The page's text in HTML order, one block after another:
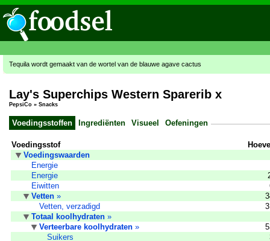
Tequila wordt gemaakt van de wortel van de blauwe agave cactus
Lay's Superchips Western Sparerib x
PepsiCo » Snacks
Voedingsstoffen Ingrediënten Visueel Oefeningen
Voedingsstof
Voedingswaarden
Energie
Energie
Eiwitten
Vetten »
Vetten, verzadigd
Totaal koolhydraten »
Verteerbare koolhydraten »
Suikers